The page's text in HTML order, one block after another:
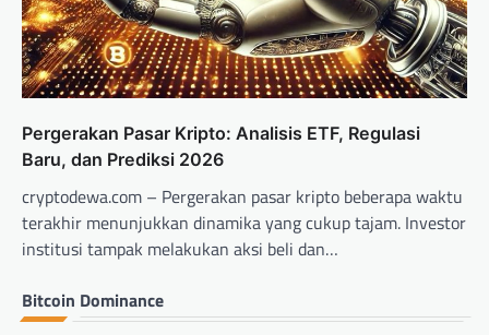
Pergerakan Pasar Kripto: Analisis ETF, Regulasi
Baru, dan Prediksi 2026
cryptodewa.com – Pergerakan pasar kripto beberapa waktu
terakhir menunjukkan dinamika yang cukup tajam. Investor
institusi tampak melakukan aksi beli dan…
Bitcoin Dominance